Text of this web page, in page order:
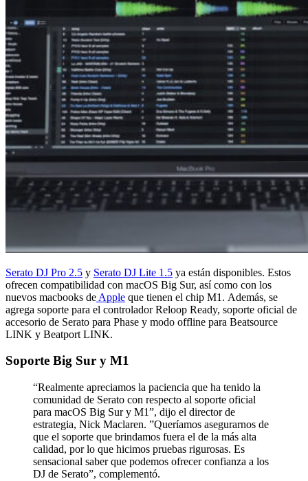
Serato DJ Pro 2.5 y Serato DJ Lite 1.5 ya están disponibles. Estos
ofrecen compatibilidad con macOS Big Sur, así como con los
nuevos macbooks de Apple que tienen el chip M1. Además, se
agrega soporte para el controlador Reloop Ready, soporte oficial de
accesorio de Serato para Phase y modo offline para Beatsource
LINK y Beatport LINK.
Soporte Big Sur y M1
“Realmente apreciamos la paciencia que ha tenido la
comunidad de Serato con respecto al soporte oficial
para macOS Big Sur y M1”, dijo el director de
estrategia, Nick Maclaren. ”Queríamos asegurarnos de
que el soporte que brindamos fuera el de la más alta
calidad, por lo que hicimos pruebas rigurosas. Es
sensacional saber que podemos ofrecer confianza a los
DJ de Serato”, complementó.